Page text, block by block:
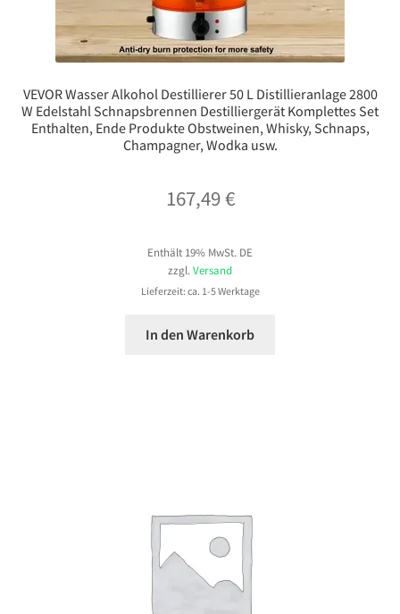
VEVOR Wasser Alkohol Destillierer 50 L Distillieranlage 2800
W Edelstahl Schnapsbrennen Destilliergerät Komplettes Set
Enthalten, Ende Produkte Obstweinen, Whisky, Schnaps,
Champagner, Wodka usw.
167,49€
Enthält 19% MwSt. DE
zzgl. Versand
Lieferzeit: ca. 1-5 Werktage
In den Warenkorb